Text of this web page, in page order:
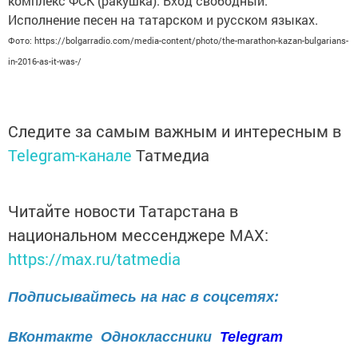
Исполнение песен на татарском и русском языках.
Фото: https://bolgarradio.com/media-content/photo/the-marathon-kazan-bulgarians-
in-2016-as-it-was-/
Следите за самым важным и интересным в
Telegram-канале Татмедиа
Читайте новости Татарстана в
национальном мессенджере MАХ:
https://max.ru/tatmedia
Подписывайтесь на нас в соцсетях:
ВКонтакте Одноклассники Telegram